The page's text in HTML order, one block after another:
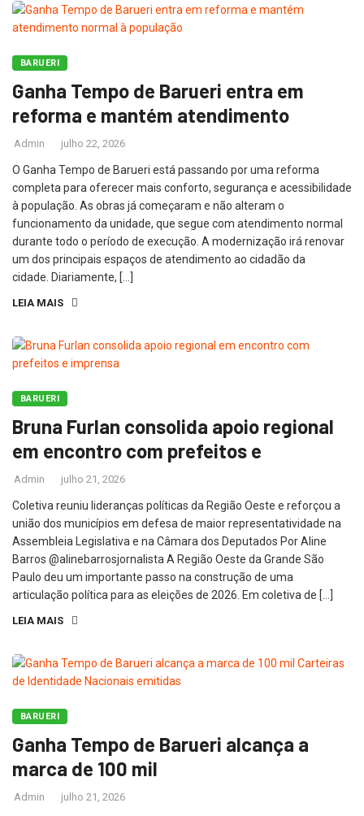
BARUERI
Ganha Tempo de Barueri entra em
reforma e mantém atendimento
Admin julho 22, 2026
O Ganha Tempo de Barueri está passando por uma reforma
completa para oferecer mais conforto, segurança e acessibilidade
à população. As obras já começaram e não alteram o
funcionamento da unidade, que segue com atendimento normal
durante todo o período de execução. A modernização irá renovar
um dos principais espaços de atendimento ao cidadão da
cidade. Diariamente, […]
LEIA MAIS
BARUERI
Bruna Furlan consolida apoio regional
em encontro com prefeitos e
Admin julho 21, 2026
Coletiva reuniu lideranças políticas da Região Oeste e reforçou a
união dos municípios em defesa de maior representatividade na
Assembleia Legislativa e na Câmara dos Deputados Por Aline
Barros @alinebarrosjornalista A Região Oeste da Grande São
Paulo deu um importante passo na construção de uma
articulação política para as eleições de 2026. Em coletiva de […]
LEIA MAIS
BARUERI
Ganha Tempo de Barueri alcança a
marca de 100 mil
Admin julho 21, 2026